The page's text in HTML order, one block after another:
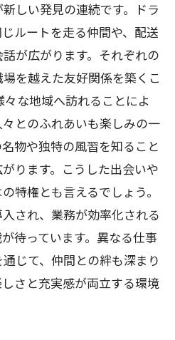
しい発見の連続です。ドラ
ルートを走る仲間や、配送
が広がります。それぞれの
を越えた友好関係を築くこ
々な地域へ訪れることによ
とのふれあいも楽しみの一
物や独特の風習を知ること
ります。こうした出会いや
特権とも言えるでしょう。
され、業務が効率化される
待っています。異なる仕事
じて、仲間との絆も深まり
さと充実感が両立する環境